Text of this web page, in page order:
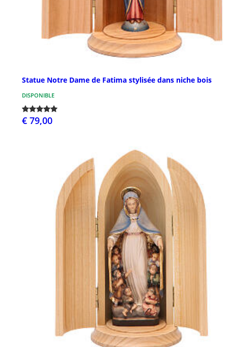
Statue Notre Dame de Fatima stylisée dans niche bois
DISPONIBLE
€ 79,00